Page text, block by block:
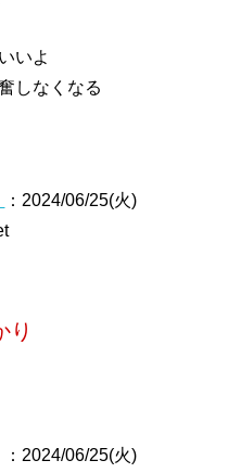
いよ
しなくなる
：2024/06/25(火)
り
：2024/06/25(火)